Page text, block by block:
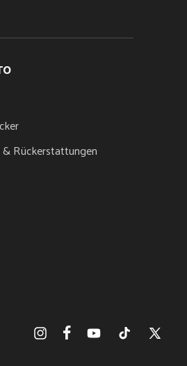
Rückerstattungen
InstagramFacebookYouTubeTikTok X